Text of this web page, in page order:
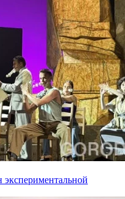
экспериментальной